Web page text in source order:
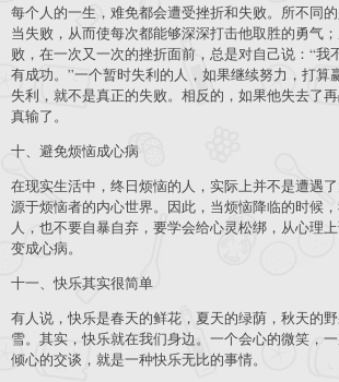
每个人的一生，难免都会遭受挫折和失败。所不同
当失败，从而使每次都能够深深打击他取胜的勇气
败，在一次又一次的挫折面前，总是对自己说：“我
有成功。”一个暂时失利的人，如果继续努力，打算
失利，就不是真正的失败。相反的，如果他失去了
真输了。
十、避免烦恼成心病
在现实生活中，终日烦恼的人，实际上并不是遭遇
源于烦恼者的内心世界。因此，当烦恼降临的时候
人，也不要自暴自弃，要学会给心灵松绑，从心理
变成心病。
十一、快乐其实很简单
有人说，快乐是春天的鲜花，夏天的绿荫，秋天的
雪。其实，快乐就在我们身边。一个会心的微笑，
倾心的交谈，就是一种快乐无比的事情。